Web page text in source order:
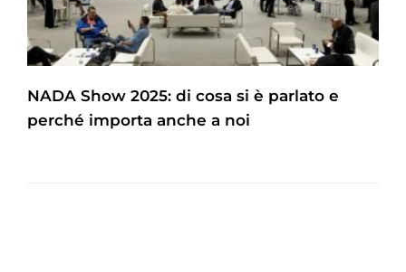
NADA Show 2025: di cosa si è parlato e
perché importa anche a noi